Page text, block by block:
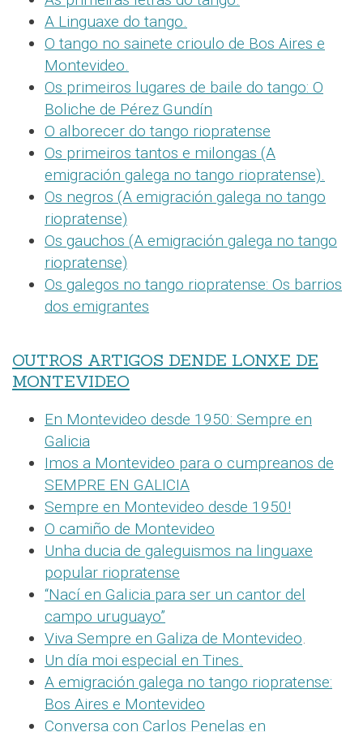
A Linguaxe do tango.
O tango no sainete crioulo de Bos Aires e
Montevideo.
Os primeiros lugares de baile do tango: O
Boliche de Pérez Gundín
O alborecer do tango riopratense
Os primeiros tantos e milongas (A
emigración galega no tango riopratense).
Os negros (A emigración galega no tango
riopratense)
Os gauchos (A emigración galega no tango
riopratense)
Os galegos no tango riopratense: Os barrios
dos emigrantes
OUTROS ARTIGOS DENDE LONXE DE
MONTEVIDEO
En Montevideo desde 1950: Sempre en
Galicia
Imos a Montevideo para o cumpreanos de
SEMPRE EN GALICIA
Sempre en Montevideo desde 1950!
O camiño de Montevideo
Unha ducia de galeguismos na linguaxe
popular riopratense
“Nací en Galicia para ser un cantor del
campo uruguayo”
Viva Sempre en Galiza de Montevideo.
Un día moi especial en Tines.
A emigración galega no tango riopratense:
Bos Aires e Montevideo
Conversa con Carlos Penelas en